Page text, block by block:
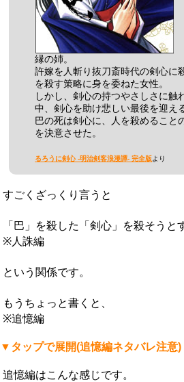
縁の姉。
許嫁を人斬り抜刀斎時代の剣心に
を殺す策略に身を委ねた女性。
しかし、剣心の持つやさしさに触
中、剣心を助け悲しい最後を迎え
巴の死は剣心に、人を殺めること
を決意させた。
るろうに剣心 -明治剣客浪漫譚- 完全版より
すごくざっくり言うと
「巴」を殺した「剣心」を殺そうと
※人誅編
という関係です。
もうちょっと書くと、
※追憶編
▼タップで展開(追憶編ネタバレ注意)
追憶編はこんな感じです。